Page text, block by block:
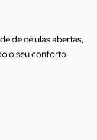
de células abertas,
o seu conforto